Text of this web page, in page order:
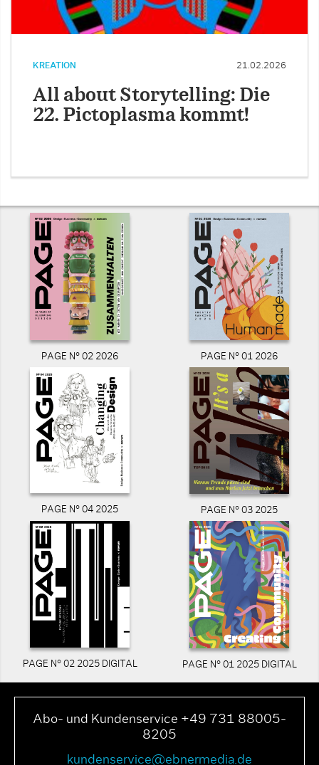
KREATION 21.02.2026
All about Storytelling: Die
22. Pictoplasma kommt!
PAGE N° 02 2026 PAGE N° 01 2026
PAGE N° 04 2025 PAGE N° 03 2025
PAGE N° 02 2025 DIGITAL PAGE N° 01 2025 DIGITAL
Abo- und Kundenservice +49 731 88005-
8205
kundenservice@ebnermedia.de